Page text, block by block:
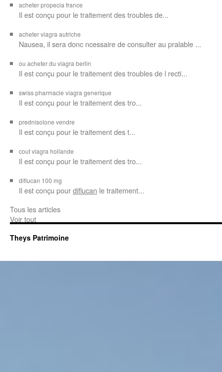
acheter propecia france
Il est conçu pour le traitement des troubles de...
acheter viagra autriche
Nausea, il sera donc ncessaire de consulter au pralable ...
ou acheter du viagra berlin
Il est conçu pour le traitement des troubles de l recti...
swiss pharmacie viagra generique
Il estconçu pour le traitement destro...
prednisolone vendre
Il est conçu pour le traitement des t...
cout viagra hollande
Il est conçu pour le traitement des tro...
diflucan 100 mg
Il est conçu pourdiflucan le traitement...
Tous les articles
Voir tout
Theys Patrimoine